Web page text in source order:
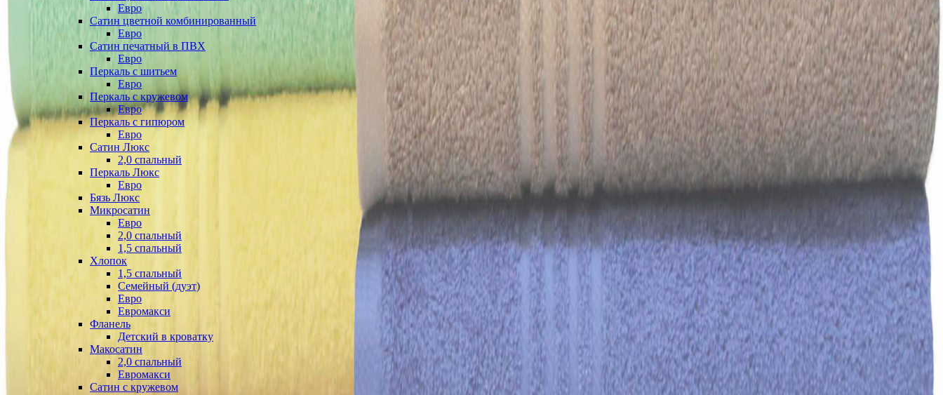
Евро
Сатин цветной комбинированный
Евро
Сатин печатный в ПВХ
Евро
Перкаль с шитьем
Евро
Перкаль с кружевом
Евро
Перкаль с гипюром
Евро
Сатин Люкс
2,0 спальный
Перкаль Люкс
Евро
Бязь Люкс
Микросатин
Евро
2,0 спальный
1,5 спальный
Хлопок
1,5 спальный
Семейный (дуэт)
Евро
Евромакси
Фланель
Детский в кроватку
Макосатин
2,0 спальный
Евромакси
Сатин с кружевом